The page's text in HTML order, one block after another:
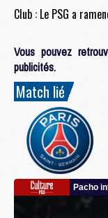
Vous pouvez
publicités.
Match lié